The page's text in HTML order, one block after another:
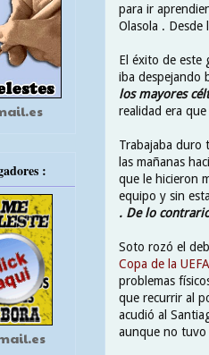
para ir
Olasola .
El éxito de este
iba despejando
los mayores
realidad era
Trabajaba duro
las mañanas
que le hicieron
equipo y sin
. De lo
Soto rozó el
Copa de la UEFA
problemas
que recurrir al
acudió al
aunque no tuvo
: